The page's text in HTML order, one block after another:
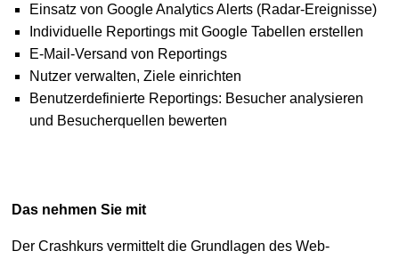
Einsatz von Google Analytics Alerts (Radar-Ereignisse)
Individuelle Reportings mit Google Tabellen erstellen
E-Mail-Versand von Reportings
Nutzer verwalten, Ziele einrichten
Benutzerdefinierte Reportings: Besucher analysieren
und Besucherquellen bewerten
Das nehmen Sie mit
Der Crashkurs vermittelt die Grundlagen des Web-